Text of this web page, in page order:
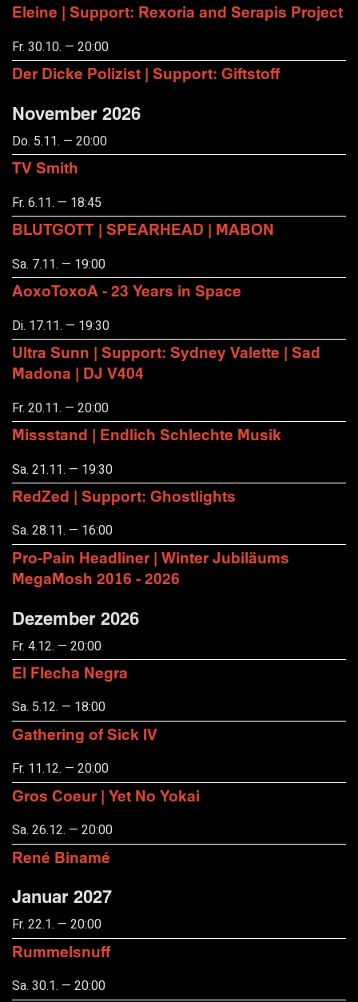
Eleine | Support: Rexoria and Serapis Project
Fr. 30.10. — 20:00
Der Dicke Polizist | Support: Giftstoff
November 2026
Do. 5.11. — 20:00
TV Smith
Fr. 6.11. — 18:45
BLUTGOTT | SPEARHEAD | MABON
Sa. 7.11. — 19:00
AoxoToxoA - 23 Years in Space
Di. 17.11. — 19:30
Ultra Sunn | Support: Sydney Valette | Sad
Madona | DJ V404
Fr. 20.11. — 20:00
Missstand | Endlich Schlechte Musik
Sa. 21.11. — 19:30
RedZed | Support: Ghostlights
Sa. 28.11. — 16:00
Pro-Pain Headliner | Winter Jubiläums
MegaMosh 2016 - 2026
Dezember 2026
Fr. 4.12. — 20:00
El Flecha Negra
Sa. 5.12. — 18:00
Gathering of Sick IV
Fr. 11.12. — 20:00
Gros Coeur | Yet No Yokai
Sa. 26.12. — 20:00
René Binamé
Januar 2027
Fr. 22.1. — 20:00
Rummelsnuff
Sa. 30.1. — 20:00